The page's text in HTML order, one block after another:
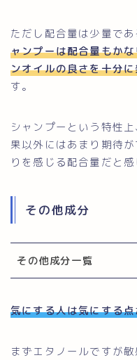
ただし配合量は少量で
ャンプーは配合量もか
ンオイルの良さを十分
す。
シャンプーという特性
果以外にはあまり期待
りを感じる配合量だと感
その他成分
その他成分一覧
気にする人は気にする
まずエタノールですが